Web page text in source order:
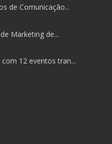
de Comunicação...
Marketing de...
12 eventos tran...